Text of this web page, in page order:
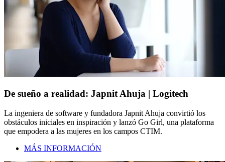
De sueño a realidad: Japnit Ahuja | Logitech
La ingeniera de software y fundadora Japnit Ahuja convirtió los
obstáculos iniciales en inspiración y lanzó Go Girl, una plataforma
que empodera a las mujeres en los campos CTIM.
MÁS INFORMACIÓN